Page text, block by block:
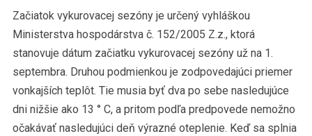
Začiatok vykurovacej sezóny je určený vyhláškou
Ministerstva hospodárstva č. 152/2005 Z.z., ktorá
stanovuje dátum začiatku vykurovacej sezóny už na 1.
septembra. Druhou podmienkou je zodpovedajúci priemer
vonkajších teplôt. Tie musia byť dva po sebe nasledujúce
dni nižšie ako 13 ° C, a pritom podľa predpovede nemožno
očakávať nasledujúci deň výrazné oteplenie. Keď sa splnia